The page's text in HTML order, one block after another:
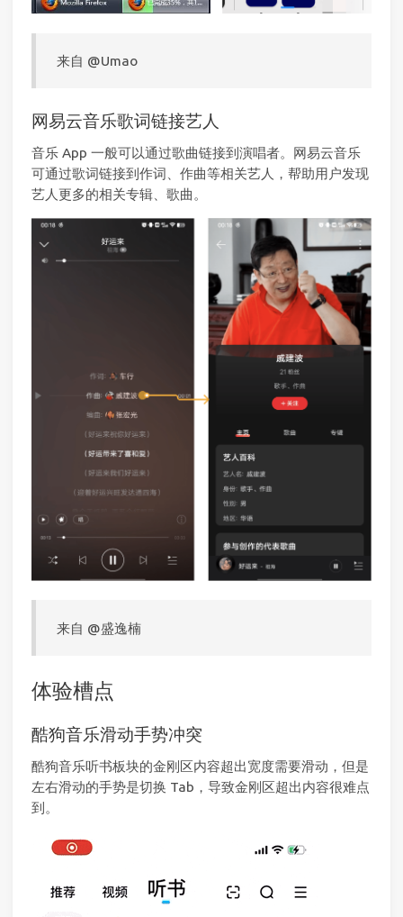
来自 @Umao
网易云音乐歌词链接艺人
音乐 App 一般可以通过歌曲链接到演唱者。网易云音乐
可通过歌词链接到作词、作曲等相关艺人，帮助用户发现
艺人更多的相关专辑、歌曲。
来自 @盛逸楠
体验槽点
酷狗音乐滑动手势冲突
酷狗音乐听书板块的金刚区内容超出宽度需要滑动，但是
左右滑动的手势是切换 Tab，导致金刚区超出内容很难点
到。